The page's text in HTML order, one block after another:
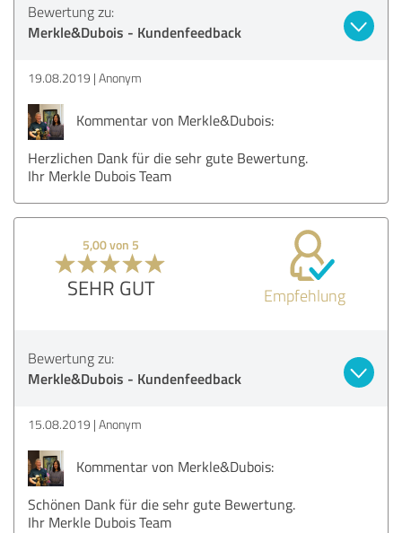
Bewertung zu:
Merkle&Dubois - Kundenfeedback
19.08.2019 Anonym
Kommentar von Merkle&Dubois:
Herzlichen Dank für die sehr gute Bewertung.
Ihr Merkle Dubois Team
5,00 von 5
SEHR GUT Empfehlung
Bewertung zu:
Merkle&Dubois - Kundenfeedback
15.08.2019 Anonym
Kommentar von Merkle&Dubois:
Schönen Dank für die sehr gute Bewertung.
Ihr Merkle Dubois Team